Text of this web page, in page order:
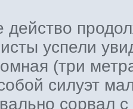
действо
успели
(три
силуэт
сорвал